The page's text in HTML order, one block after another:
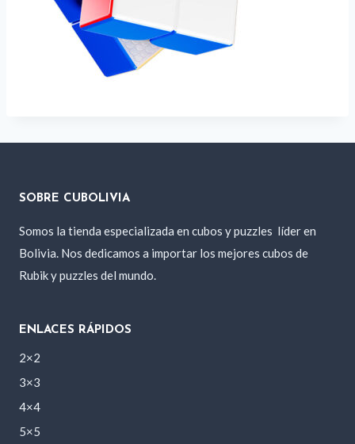
SOBRE CUBOLIVIA
Somos la tienda especializada en cubos y puzzles líder en
Bolivia. Nos dedicamos a importar los mejores cubos de
Rubik y puzzles del mundo.
ENLACES RÁPIDOS
2×2
3×3
4×4
5×5